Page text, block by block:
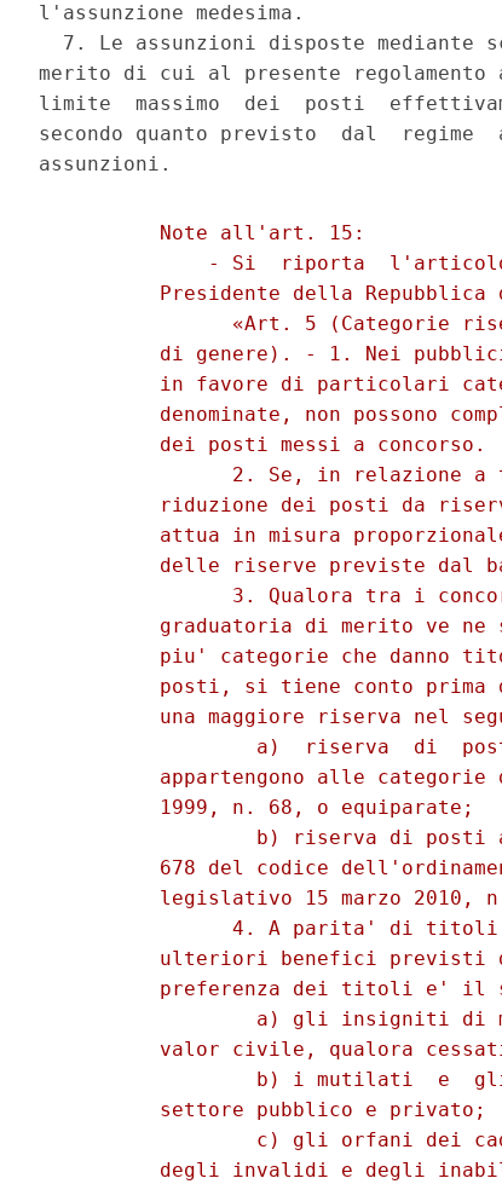
l'assunzione medesima.
7. Le assunzioni disposte mediante
merito di cui al presente regolamento
limite  massimo  dei  posti
secondo quanto previsto  dal
          Note all'art. 15:
- Si  riporta
Presidente della Repubblica
«Art. 5 (Categorie
di genere). - 1. Nei
in favore di particolari
denominate, non possono
          dei posti messi a concorso.
2. Se, in relazione a
riduzione dei posti da
attua in misura
delle riserve previste dal
3. Qualora tra i
graduatoria di merito ve ne
piu' categorie che danno
posti, si tiene conto prima
una maggiore riserva nel
a)  riserva  di
appartengono alle categorie
          1999, n. 68, o equiparate;
b) riserva di posti
678 del codice
legislativo 15 marzo 2010,
4. A parita' di
ulteriori benefici previsti
preferenza dei titoli e' il
a) gli insigniti di
valor civile, qualora
b) i mutilati  e
          settore pubblico e privato;
c) gli orfani dei
degli invalidi e degli